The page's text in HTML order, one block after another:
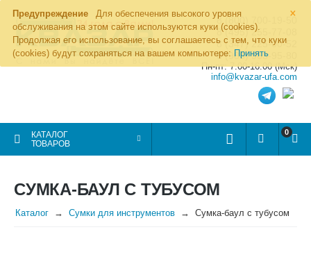
×
Предупреждение
Для обеспечения высокого уровня
обслуживания на этом сайте используются куки (cookies).
Продолжая его использование, вы соглашаетесь с тем, что куки
(cookies) будут сохраняться на вашем компьютере: Принять
8 (800) 700-19-50
8 (495) 255-77-08
8 (347) 225-00-52
8 (986) 963-95-80
Пн-пт: 7.00-16.00 (Мск)
info@kvazar-ufa.com
КАТАЛОГ
ТОВАРОВ
0
СУМКА-БАУЛ С ТУБУСОМ
Каталог Сумки для инструментов Сумка-баул с тубусом